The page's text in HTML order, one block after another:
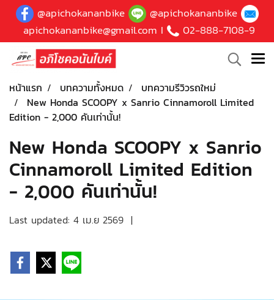
@apichokananbike
@apichokananbike
apichokananbike@gmail.com I 02-888-7108-9
หน้าแรก บทความทั้งหมด
บทความรีวิวรถใหม่
New Honda SCOOPY x Sanrio Cinnamoroll Limited
Edition - 2,000 คันเท่านั้น!
New Honda SCOOPY x Sanrio
Cinnamoroll Limited Edition
- 2,000 คันเท่านั้น!
Last updated: 4 เม.ย 2569 |